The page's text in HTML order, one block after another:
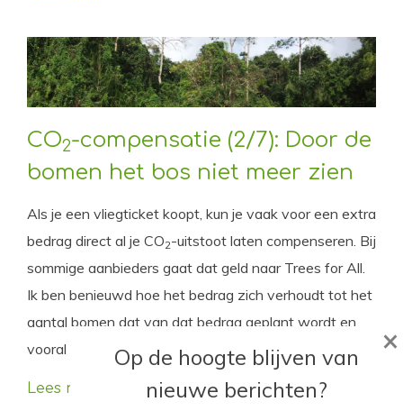
CO2-compensatie (2/7): Door de
bomen het bos niet meer zien
Als je een vliegticket koopt, kun je vaak voor een extra
bedrag direct al je CO2-uitstoot laten compenseren. Bij
sommige aanbieders gaat dat geld naar Trees for All.
Ik ben benieuwd hoe het bedrag zich verhoudt tot het
aantal bomen dat van dat bedrag geplant wordt en
vooral hoeveel effect het heeft.
Lees meer
Op de hoogte blijven van
nieuwe berichten?
×